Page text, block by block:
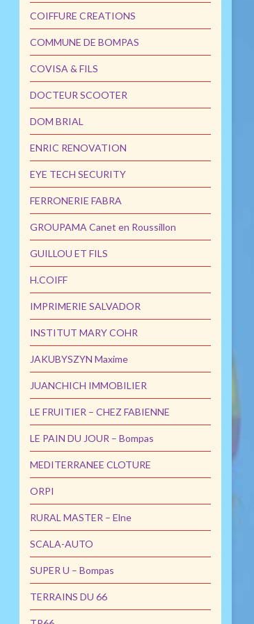
COIFFURE CREATIONS
COMMUNE DE BOMPAS
COVISA & FILS
DOCTEUR SCOOTER
DOM BRIAL
ENRIC RENOVATION
EYE TECH SECURITY
FERRONERIE FABRA
GROUPAMA Canet en Roussillon
GUILLOU ET FILS
H.COIFF
IMPRIMERIE SALVADOR
INSTITUT MARY COHR
JAKUBYSZYN Maxime
JUANCHICH IMMOBILIER
LE FRUITIER – CHEZ FABIENNE
LE PAIN DU JOUR – Bompas
MEDITERRANEE CLOTURE
ORPI
RURAL MASTER – Elne
SCALA-AUTO
SUPER U – Bompas
TERRAINS DU 66